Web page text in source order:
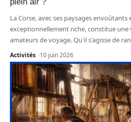
La Corse, avec ses paysages
exceptionnellement riche, constitue une
amateurs de voyage. Qu'il s'agisse de
Activités 10 juin 2026